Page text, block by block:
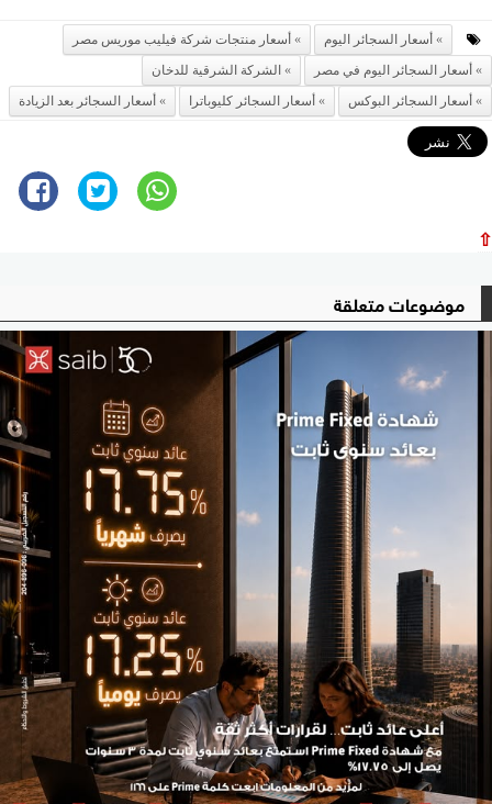
أسعار السجائر اليوم
أسعار منتجات شركة فيليب موريس مصر
أسعار السجائر اليوم في مصر
الشركة الشرقية للدخان
أسعار السجائر البوكس
أسعار السجائر كليوباترا أسعار السجائر بعد الزيادة
⇧
موضوعات متعلقة